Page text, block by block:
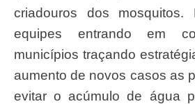
criadouros dos mosquitos.
equipes entrando em
municípios traçando
aumento de novos casos as
evitar o acúmulo de água